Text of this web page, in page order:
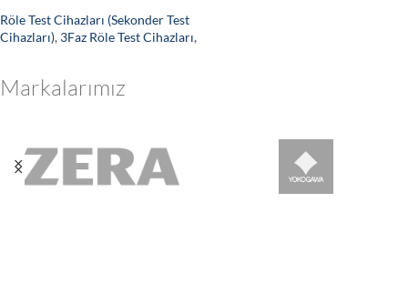
Röle Test Cihazları (Sekonder Test
Cihazları), 3Faz Röle Test Cihazları,
Markalarımız